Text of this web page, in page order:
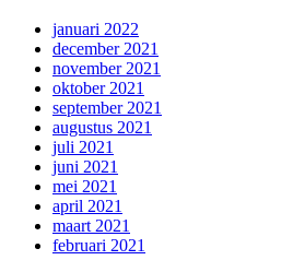
januari 2022
december 2021
november 2021
oktober 2021
september 2021
augustus 2021
juli 2021
juni 2021
mei 2021
april 2021
maart 2021
februari 2021